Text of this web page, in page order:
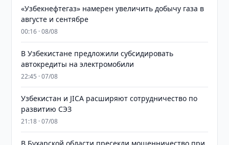
«Узбекнефтегаз» намерен увеличить добычу газа в
августе и сентябре
00:16 · 08/08
В Узбекистане предложили субсидировать
автокредиты на электромобили
22:45 · 07/08
Узбекистан и JICA расширяют сотрудничество по
развитию СЭЗ
21:18 · 07/08